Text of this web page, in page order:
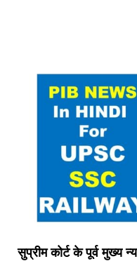
सुप्रीम कोर्ट के पूर्व मुख्य